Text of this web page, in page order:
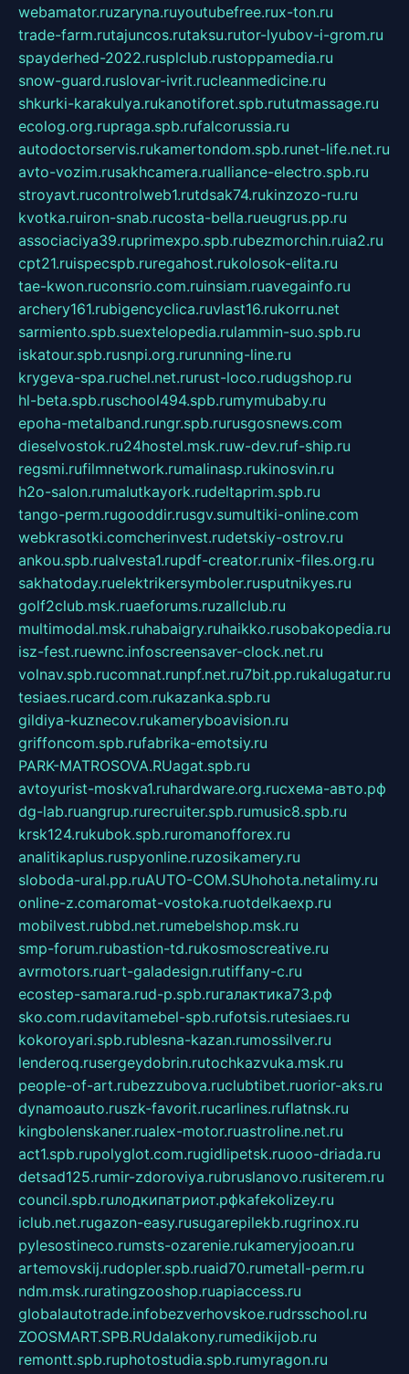
webamator.ruzaryna.ruyoutubefree.rux-ton.ru
trade-farm.rutajuncos.rutaksu.rutor-lyubov-i-grom.ru
spayderhed-2022.rusplclub.rustoppamedia.ru
snow-guard.ruslovar-ivrit.rucleanmedicine.ru
shkurki-karakulya.rukanotiforet.spb.rututmassage.ru
ecolog.org.rupraga.spb.rufalcorussia.ru
autodoctorservis.rukamertondom.spb.runet-life.net.ru
avto-vozim.rusakhcamera.rualliance-electro.spb.ru
stroyavt.rucontrolweb1.rutdsak74.rukinzozo-ru.ru
kvotka.ruiron-snab.rucosta-bella.rueugrus.pp.ru
associaciya39.ruprimexpo.spb.rubezmorchin.ruia2.ru
cpt21.ruispecspb.ruregahost.rukolosok-elita.ru
tae-kwon.ruconsrio.com.ruinsiam.ruavegainfo.ru
archery161.rubigencyclica.ruvlast16.rukorru.net
sarmiento.spb.suextelopedia.rulammin-suo.spb.ru
iskatour.spb.rusnpi.org.rurunning-line.ru
krygeva-spa.ruchel.net.rurust-loco.rudugshop.ru
hl-beta.spb.ruschool494.spb.rumymubaby.ru
epoha-metalband.rungr.spb.rurusgosnews.com
dieselvostok.ru24hostel.msk.ruw-dev.ruf-ship.ru
regsmi.rufilmnetwork.rumalinasp.rukinosvin.ru
h2o-salon.rumalutkayork.rudeltaprim.spb.ru
tango-perm.rugooddir.rusgv.sumultiki-online.com
webkrasotki.comcherinvest.rudetskiy-ostrov.ru
ankou.spb.rualvesta1.rupdf-creator.runix-files.org.ru
sakhatoday.ruelektrikersymboler.rusputnikyes.ru
golf2club.msk.ruaeforums.ruzallclub.ru
multimodal.msk.ruhabaigry.ruhaikko.rusobakopedia.ru
isz-fest.ruewnc.infoscreensaver-clock.net.ru
volnav.spb.rucomnat.runpf.net.ru7bit.pp.rukalugatur.ru
tesiaes.rucard.com.rukazanka.spb.ru
gildiya-kuznecov.rukameryboavision.ru
griffoncom.spb.rufabrika-emotsiy.ru
PARK-MATROSOVA.RUagat.spb.ru
avtoyurist-moskva1.ruhardware.org.ruсхема-авто.рф
dg-lab.ruangrup.rurecruiter.spb.rumusic8.spb.ru
krsk124.rukubok.spb.ruromanofforex.ru
analitikaplus.ruspyonline.ruzosikamery.ru
sloboda-ural.pp.ruAUTO-COM.SUhohota.netalimy.ru
online-z.comaromat-vostoka.ruotdelkaexp.ru
mobilvest.rubbd.net.rumebelshop.msk.ru
smp-forum.rubastion-td.rukosmoscreative.ru
avrmotors.ruart-galadesign.rutiffany-c.ru
ecostep-samara.rud-p.spb.ruгалактика73.рф
sko.com.rudavitamebel-spb.rufotsis.rutesiaes.ru
kokoroyari.spb.rublesna-kazan.rumossilver.ru
lenderoq.rusergeydobrin.rutochkazvuka.msk.ru
people-of-art.rubezzubova.ruclubtibet.ruorior-aks.ru
dynamoauto.ruszk-favorit.rucarlines.ruflatnsk.ru
kingbolenskaner.rualex-motor.ruastroline.net.ru
act1.spb.rupolyglot.com.rugidlipetsk.ruooo-driada.ru
detsad125.rumir-zdoroviya.rubruslanovo.rusiterem.ru
council.spb.ruлодкипатриот.рфkafekolizey.ru
iclub.net.rugazon-easy.rusugarepilekb.rugrinox.ru
pylesostineco.rumsts-ozarenie.rukameryjooan.ru
artemovskij.rudopler.spb.ruaid70.rumetall-perm.ru
ndm.msk.ruratingzooshop.ruapiaccess.ru
globalautotrade.infobezverhovskoe.rudrsschool.ru
ZOOSMART.SPB.RUdalakony.rumedikijob.ru
remontt.spb.ruphotostudia.spb.rumyragon.ru